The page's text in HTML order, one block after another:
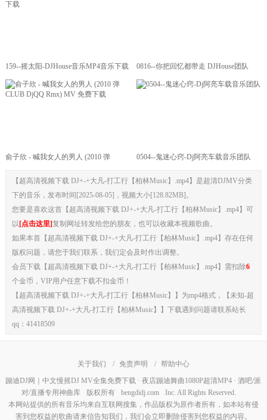
159--摇太阳-DJHouse音乐MP4音乐下载 0816--你把回忆都带走 DJHouse团队
俞子欣 - 喊我女人的男人 (2010 弹
0504--鬼迷心窍-Dj阿亮车载音乐团队
【超高清视频下载 DJ+-+大凡-打工行【柏林Music】.mp4】是超清DJMV分类
下的音乐，发布时间[2025-08-05]，视频大小[128.82MB]。
您要是喜欢这首【超高清视频下载 DJ+-+大凡-打工行【柏林Music】.mp4】可
以 [点击这里]复制网址转发给您的朋友，也可以收藏本视频歌曲。
如果本首【超高清视频下载 DJ+-+大凡-打工行【柏林Music】.mp4】存在任何
版权问题，请您于我们联系，我们定会及时作出调整。
会员下载【超高清视频下载 DJ+-+大凡-打工行【柏林Music】.mp4】需扣除6
个金币，VIP用户任意下载不扣金币！
【超高清视频下载 DJ+-+大凡-打工行【柏林Music】】为mp4格式，【未知-超
高清视频下载 DJ+-+大凡-打工行【柏林Music】】下载遇到问题请联系站长
qq：41418509
关于我们 / 免责声明 / 帮助中心
蹦迪DJ网｜中文慢摇DJ MV全集免费下载 · 夜店蹦迪舞曲1080P超清MP4 · 酒吧/派
对/直播专用神曲库
版权所有 bengdidj.com
Inc. All Rights Reserved.
本网站提供的所有音乐均来自互联网搜集，作品版权为原作者所有，如本站有侵
害到您权益的歌曲请来信告知我们，我们会立即删除侵害到您权益的内容。